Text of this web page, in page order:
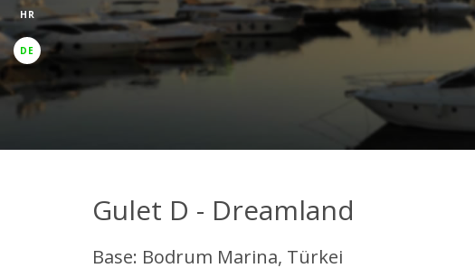
HR
DE
Gulet D - Dreamland
Base: Bodrum Marina, Türkei